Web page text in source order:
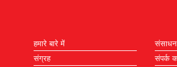
हमारे बारे में
संग्रह
संसाधन
संपर्क